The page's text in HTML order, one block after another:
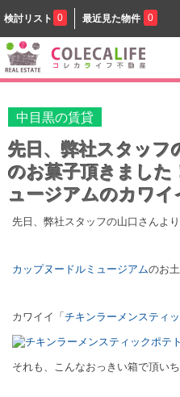
検討リスト 0 最近見た物件 0
中目黒の賃貸
先日、弊社スタッフ
のお菓子頂きました
ュージアムのカワイ
先日、弊社スタッフの山口さんより
カップヌードルミュージアムのお
カワイイ「 チキンラーメンスティ
それも、こんなおっきい箱で頂い